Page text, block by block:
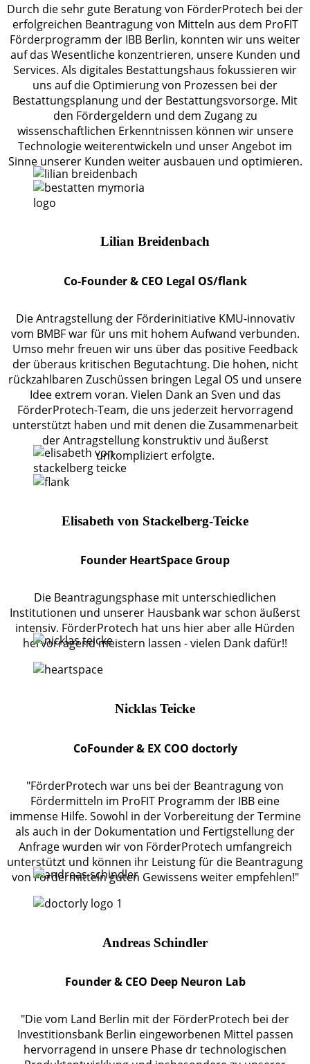
Durch die sehr gute Beratung von FörderProtech bei der
erfolgreichen Beantragung von Mitteln aus dem ProFIT
Förderprogramm der IBB Berlin, konnten wir uns weiter
auf das Wesentliche konzentrieren, unsere Kunden und
Services. Als digitales Bestattungshaus fokussieren wir
uns auf die Optimierung von Prozessen bei der
Bestattungsplanung und der Bestattungsvorsorge. Mit
den Fördergeldern und dem Zugang zu
wissenschaftlichen Erkenntnissen können wir unsere
Technologie weiterentwickeln und unser Angebot im
Sinne unserer Kunden weiter ausbauen und optimieren.
Lilian Breidenbach
Co-Founder & CEO Legal OS/flank
Die Antragstellung der Förderinitiative KMU-innovativ
vom BMBF war für uns mit hohem Aufwand verbunden.
Umso mehr freuen wir uns über das positive Feedback
der überaus kritischen Begutachtung. Die hohen, nicht
rückzahlbaren Zuschüssen bringen Legal OS und unsere
Idee extrem voran. Vielen Dank an Sven und das
FörderProtech-Team, die uns jederzeit hervorragend
unterstützt haben und mit denen die Zusammenarbeit
der Antragstellung konstruktiv und äußerst
unkompliziert erfolgte.
Elisabeth von Stackelberg-Teicke
Founder HeartSpace Group
Die Beantragungsphase mit unterschiedlichen
Institutionen und unserer Hausbank war schon äußerst
intensiv. FörderProtech hat uns hier aber alle Hürden
hervorragend meistern lassen - vielen Dank dafür!!
Nicklas Teicke
CoFounder & EX COO doctorly
"FörderProtech war uns bei der Beantragung von
Fördermitteln im ProFIT Programm der IBB eine
immense Hilfe. Sowohl in der Vorbereitung der Termine
als auch in der Dokumentation und Fertigstellung der
Anfrage wurden wir von FörderProtech umfangreich
unterstützt und können ihr Leistung für die Beantragung
von Fördermitteln guten Gewissens weiter empfehlen!"
Andreas Schindler
Founder & CEO Deep Neuron Lab
"Die vom Land Berlin mit der FörderProtech bei der
Investitionsbank Berlin eingeworbenen Mittel passen
hervorragend in unsere Phase dr technologischen